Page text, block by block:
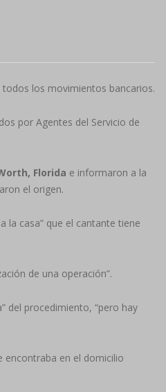
los movimientos bancarios.
por Agentes del Servicio de
Florida e informaron a la
el origen.
la casa” que el cantante tiene
de una operación”.
del procedimiento, “pero hay
encontraba en el domicilio